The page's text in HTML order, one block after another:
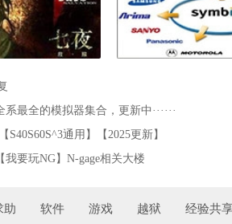
系最全的模拟器集合，更新中······
S40S60S^3通用】【2025更新】
我要玩NG】N-gage相关大楼
助 软件 游戏 越狱 经验共